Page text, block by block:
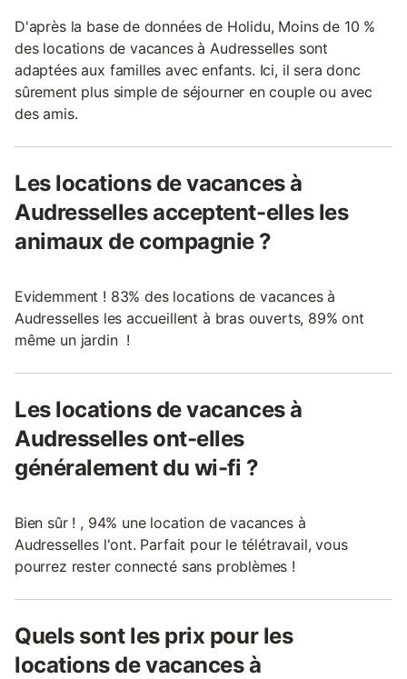
D'après la base de données de Holidu, Moins de 10 %
des locations de vacances à Audresselles sont
adaptées aux familles avec enfants. Ici, il sera donc
sûrement plus simple de séjourner en couple ou avec
des amis.
Les locations de vacances à
Audresselles acceptent-elles les
animaux de compagnie ?
Evidemment ! 83% des locations de vacances à
Audresselles les accueillent à bras ouverts, 89% ont
même un jardin !
Les locations de vacances à
Audresselles ont-elles
généralement du wi-fi ?
Bien sûr ! , 94% une location de vacances à
Audresselles l'ont. Parfait pour le télétravail, vous
pourrez rester connecté sans problèmes !
Quels sont les prix pour les
locations de vacances à